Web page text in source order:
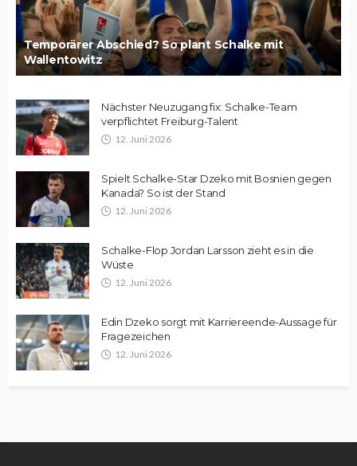
Temporärer Abschied? So plant Schalke mit
Wallentowitz
Nächster Neuzugang fix: Schalke-Team
verpflichtet Freiburg-Talent
12. Juni 2026
Spielt Schalke-Star Dzeko mit Bosnien gegen
Kanada? So ist der Stand
12. Juni 2026
Schalke-Flop Jordan Larsson zieht es in die
Wüste
12. Juni 2026
Edin Dzeko sorgt mit Karriereende-Aussage für
Fragezeichen
12. Juni 2026